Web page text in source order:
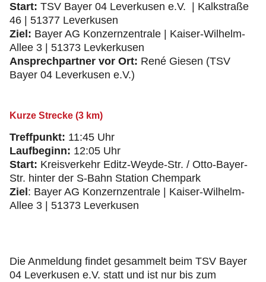
Start: TSV Bayer 04 Leverkusen e.V. | Kalkstraße
46 | 51377 Leverkusen
Ziel: Bayer AG Konzernzentrale | Kaiser-Wilhelm-
Allee 3 | 51373 Levkerkusen
Ansprechpartner vor Ort: René Giesen (TSV
Bayer 04 Leverkusen e.V.)
Kurze Strecke (3 km)
Treffpunkt: 11:45 Uhr
Laufbeginn: 12:05 Uhr
Start: Kreisverkehr Editz-Weyde-Str. / Otto-Bayer-
Str. hinter der S-Bahn Station Chempark
Ziel : Bayer AG Konzernzentrale | Kaiser-Wilhelm-
Allee 3 | 51373 Leverkusen
Die Anmeldung findet gesammelt beim TSV Bayer
04 Leverkusen e.V. statt und ist nur bis zum